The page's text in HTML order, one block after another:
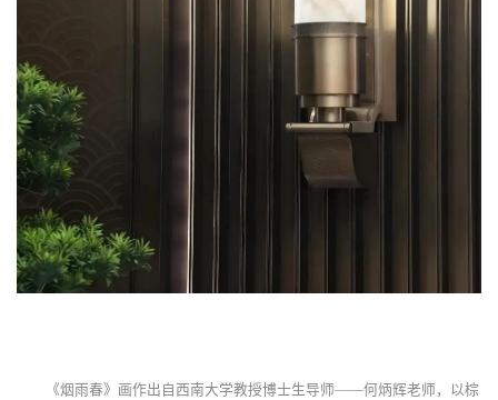
《烟雨春》画作出自西南大学教授博士生导师——何炳辉老师，以棕